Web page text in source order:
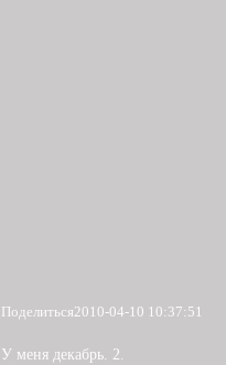
Поделиться2010-04-10 10:37:51
У меня декабрь. 2.